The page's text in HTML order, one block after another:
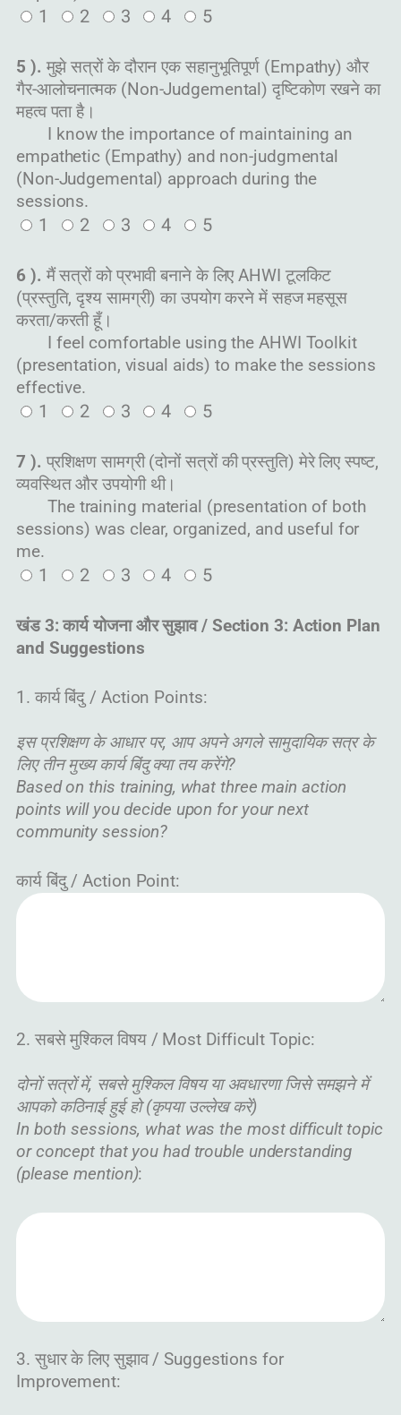
1 2 3 4 5
5 ). मुझे सत्रों के दौरान एक सहानुभूतिपूर्ण (Empathy) और
गैर-आलोचनात्मक (Non-Judgemental) दृष्टिकोण रखने का
महत्व पता है।
I know the importance of maintaining an
empathetic (Empathy) and non-judgmental
(Non-Judgemental) approach during the
sessions.
1 2 3 4 5
6 ). मैं सत्रों को प्रभावी बनाने के लिए AHWI टूलकिट
(प्रस्तुति, दृश्य सामग्री) का उपयोग करने में सहज महसूस
करता/करती हूँ।
I feel comfortable using the AHWI Toolkit
(presentation, visual aids) to make the sessions
effective.
1 2 3 4 5
7 ). प्रशिक्षण सामग्री (दोनों सत्रों की प्रस्तुति) मेरे लिए स्पष्ट,
व्यवस्थित और उपयोगी थी।
The training material (presentation of both
sessions) was clear, organized, and useful for
me.
1 2 3 4 5
खंड 3: कार्य योजना और सुझाव / Section 3: Action Plan
and Suggestions
1. कार्य बिंदु / Action Points:
इस प्रशिक्षण के आधार पर, आप अपने अगले सामुदायिक सत्र के
लिए तीन मुख्य कार्य बिंदु क्या तय करेंगे?
Based on this training, what three main action
points will you decide upon for your next
community session?
कार्य बिंदु / Action Point:
2. सबसे मुश्किल विषय / Most Difficult Topic:
दोनों सत्रों में, सबसे मुश्किल विषय या अवधारणा जिसे समझने में
आपको कठिनाई हुई हो (कृपया उल्लेख करें)
In both sessions, what was the most difficult topic
or concept that you had trouble understanding
(please mention):
3. सुधार के लिए सुझाव / Suggestions for
Improvement: